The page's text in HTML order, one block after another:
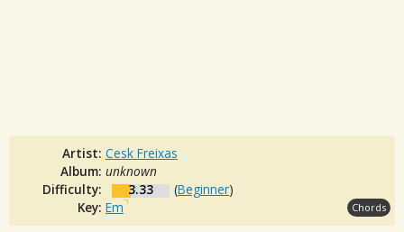
Artist: Cesk Freixas
Album: unknown
Difficulty:
3.33 (Beginner)
Key: Em Chords